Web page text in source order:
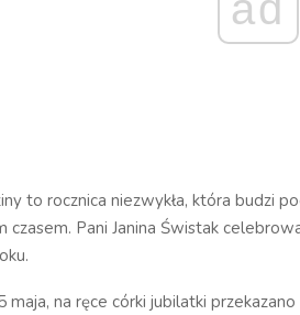
to rocznica niezwykła, która budzi
czasem. Pani Janina Świstak
maja, na ręce córki jubilatki